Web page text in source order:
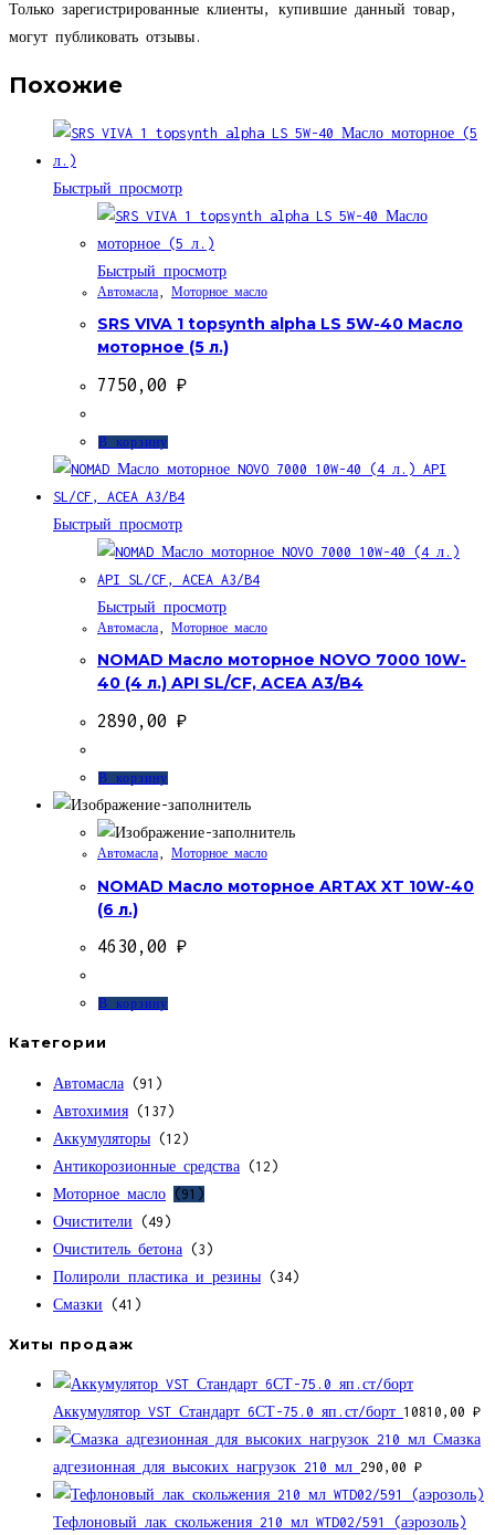
Только зарегистрированные клиенты, купившие данный товар,
могут публиковать отзывы.
Похожие
Быстрый просмотр
Быстрый просмотр
Автомасла Моторное масло
SRS VIVA 1 topsynth alpha LS 5W-40 Масло
моторное (5 л.)
7750,00 ₽
В корзину
Быстрый просмотр
Быстрый просмотр
Автомасла Моторное масло
NOMAD Масло моторное NOVO 7000 10W-
40 (4 л.) API SL/CF, ACEA A3/B4
2890,00 ₽
В корзину
Автомасла Моторное масло
NOMAD Масло моторное ARTAX XT 10W-40
(6 л.)
4630,00 ₽
В корзину
Категории
Автомасла (91)
Автохимия (137)
Аккумуляторы (12)
Антикорозионные средства (12)
Моторное масло (91)
Очистители (49)
Очиститель бетона (3)
Полироли пластика и резины (34)
Смазки (41)
Хиты продаж
Аккумулятор VST Стандарт 6СТ-75.0 яп.ст/борт 10810,00 ₽
Смазка
адгезионная для высоких нагрузок 210 мл 290,00 ₽
Тефлоновый лак скольжения 210 мл WTD02/591 (аэрозоль)